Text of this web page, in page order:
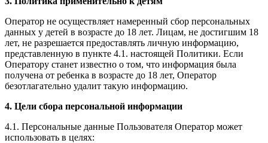
Оператор не осуществляет намеренный сбор персональных
данных у детей в возрасте до 18 лет. Лицам, не достигшим 18
лет, не разрешается предоставлять личную информацию,
представленную в пункте 4.1. настоящей Политики. Если
Оператору станет известно о том, что информация была
получена от ребенка в возрасте до 18 лет, Оператор
безотлагательно удалит такую информацию.
4. Цели сбора персональной информации
4.1. Персональные данные Пользователя Оператор может
использовать в целях: